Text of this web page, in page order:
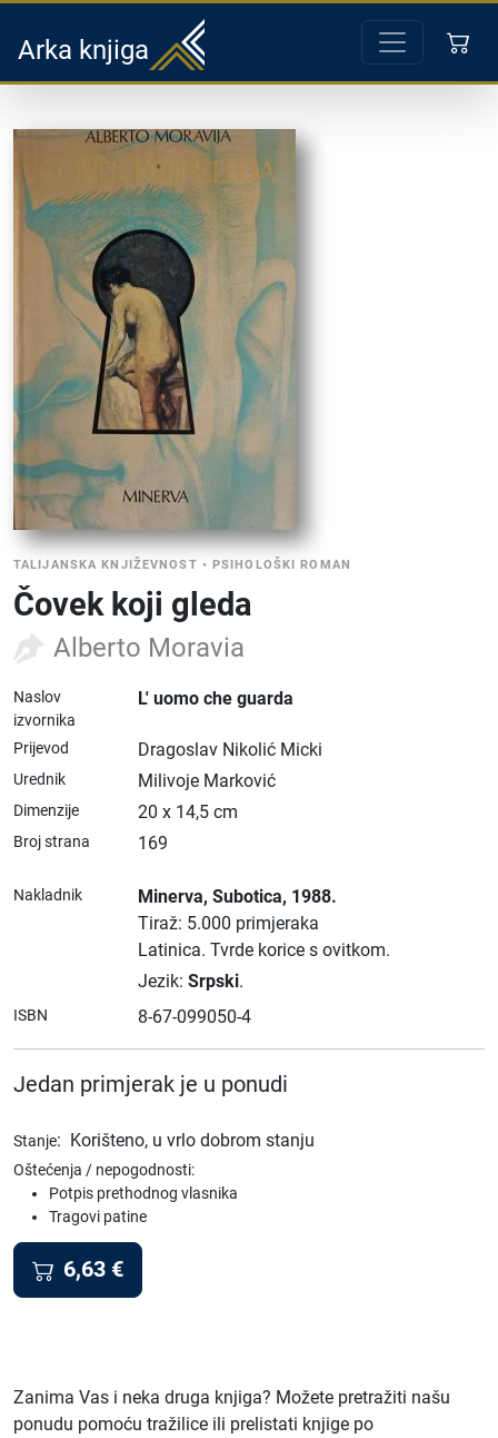
Arka knjiga
TALIJANSKA KNJIŽEVNOST •PSIHOLOŠKI ROMAN
Čovek koji gleda
Alberto Moravia
Naslov
izvornika
L' uomo che guarda
Prijevod Dragoslav Nikolić Micki
Urednik Milivoje Marković
Dimenzije 20 x 14,5 cm
Broj strana 169
Nakladnik Minerva, Subotica, 1988.
Tiraž: 5.000 primjeraka
Latinica. Tvrde korice s ovitkom.
Jezik: Srpski.
ISBN 8-67-099050-4
Jedan primjerak je u ponudi
Stanje: Korišteno, u vrlo dobrom stanju
Oštećenja / nepogodnosti:
Potpis prethodnog vlasnika
Tragovi patine
6,63 €
Zanima Vas i neka druga knjiga? Možete pretražiti našu
ponudu pomoću tražilice ili prelistati knjige po